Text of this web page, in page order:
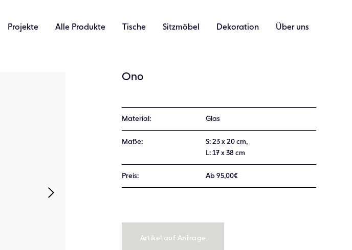
Projekte Alle Produkte Tische Sitzmöbel Dekoration Über uns
Ono
Material: Glas
Maße:
S: 23 x 20 cm,
L: 17 x 38 cm
Preis: Ab 95,00€
Artikel auf Anfrage